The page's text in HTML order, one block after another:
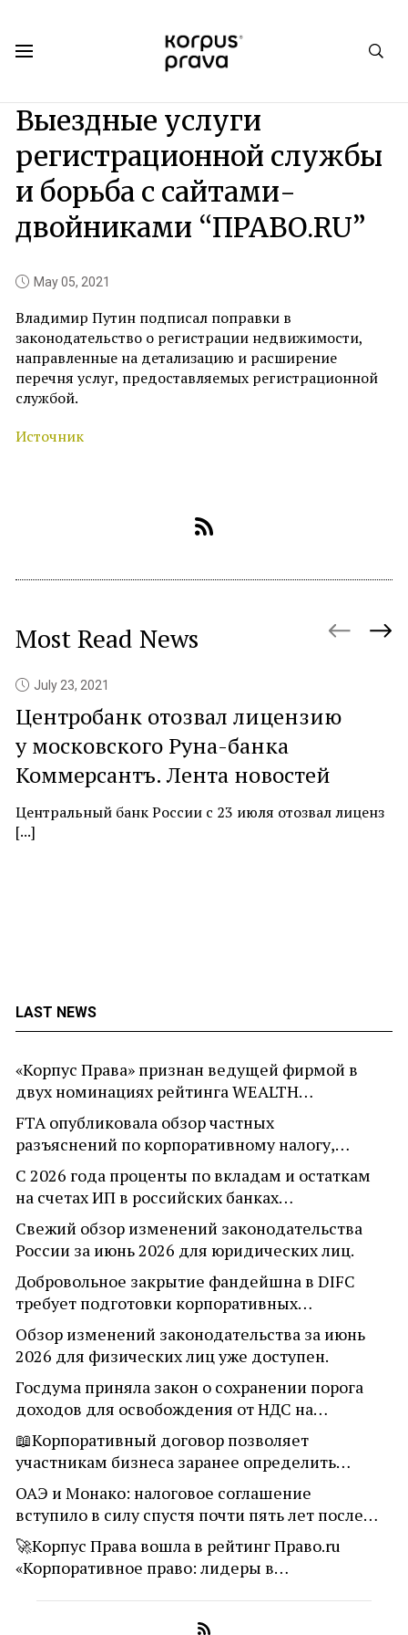
Выездные услуги
регистрационной службы
и борьба с сайтами-
двойниками “ПРАВО.RU”
May 05, 2021
Владимир Путин подписал поправки в
законодательство о регистрации недвижимости,
направленные на детализацию и расширение
перечня услуг, предоставляемых регистрационной
службой.
Источник
LAST NEWS
«Корпус Права» признан ведущей фирмой в
двух номинациях рейтинга WEALTH…
FTA опубликовала обзор частных
разъяснений по корпоративному налогу,…
С 2026 года проценты по вкладам и остаткам
на счетах ИП в российских банках…
Свежий обзор изменений законодательства
России за июнь 2026 для юридических лиц.
Добровольное закрытие фандейшна в DIFC
требует подготовки корпоративных…
Обзор изменений законодательства за июнь
2026 для физических лиц уже доступен.
Госдума приняла закон о сохранении порога
доходов для освобождения от НДС на…
📖Корпоративный договор позволяет
участникам бизнеса заранее определить…
ОАЭ и Монако: налоговое соглашение
вступило в силу спустя почти пять лет после…
🚀Корпус Права вошла в рейтинг Право.ru
«Корпоративное право: лидеры в…
Most Read News
July 23, 2021
Центробанк отозвал лицензию
у московского Руна-банка
Коммерсантъ. Лента новостей
Центральный банк России с 23 июля отозвал лиценз
[...]